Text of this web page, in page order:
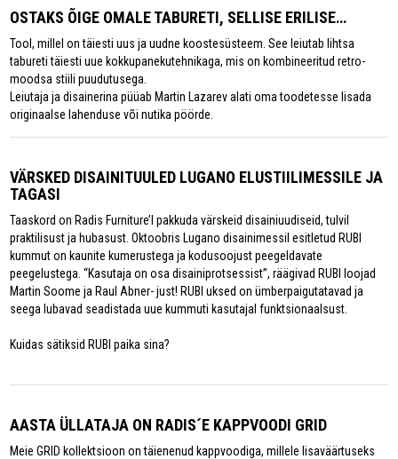
OSTAKS ÕIGE OMALE TABURETI, SELLISE ERILISE…
Tool, millel on täiesti uus ja uudne koostesüsteem. See leiutab lihtsa
tabureti täiesti uue kokkupanekutehnikaga, mis on kombineeritud retro-
moodsa stiili puudutusega.
Leiutaja ja disainerina püüab Martin Lazarev alati oma toodetesse lisada
originaalse lahenduse või nutika pöörde.
VÄRSKED DISAINITUULED LUGANO ELUSTIILIMESSILE JA
TAGASI
Taaskord on Radis Furniture’l pakkuda värskeid disainiuudiseid, tulvil
praktilisust ja hubasust. Oktoobris Lugano disainimessil esitletud RUBI
kummut on kaunite kumerustega ja kodusoojust peegeldavate
peegelustega. “Kasutaja on osa disainiprotsessist”, räägivad RUBI loojad
Martin Soome ja Raul Abner- just! RUBI uksed on ümberpaigutatavad ja
seega lubavad seadistada uue kummuti kasutajal funktsionaalsust.
Kuidas sätiksid RUBI paika sina?
AASTA ÜLLATAJA ON RADIS´E KAPPVOODI GRID
Meie GRID kollektsioon on täienenud kappvoodiga, millele lisaväärtuseks